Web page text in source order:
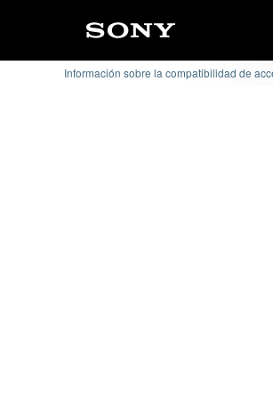
Información sobre la compatibilidad de